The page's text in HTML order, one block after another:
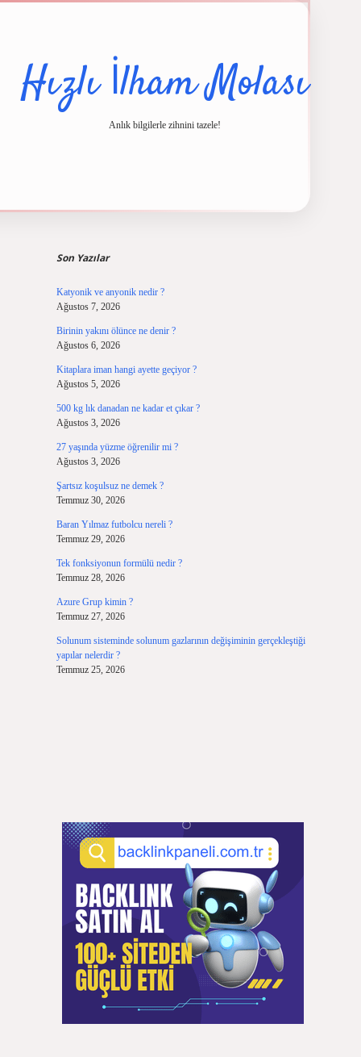
Hızlı İlham Molası
Anlık bilgilerle zihnini tazele!
Son Yazılar
Katyonik ve anyonik nedir ?
Ağustos 7, 2026
Birinin yakını ölünce ne denir ?
Ağustos 6, 2026
Kitaplara iman hangi ayette geçiyor ?
Ağustos 5, 2026
500 kg lık danadan ne kadar et çıkar ?
Ağustos 3, 2026
27 yaşında yüzme öğrenilir mi ?
Ağustos 3, 2026
Şartsız koşulsuz ne demek ?
Temmuz 30, 2026
Baran Yılmaz futbolcu nereli ?
Temmuz 29, 2026
Tek fonksiyonun formülü nedir ?
Temmuz 28, 2026
Azure Grup kimin ?
Temmuz 27, 2026
Solunum sisteminde solunum gazlarının değişiminin gerçekleştiği
yapılar nelerdir ?
Temmuz 25, 2026